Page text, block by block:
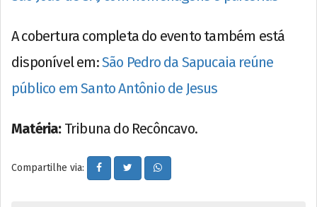
A cobertura completa do evento também está
disponível em:São Pedro da Sapucaia reúne
público em Santo Antônio de Jesus
Matéria:Tribuna do Recôncavo.
Compartilhe via: